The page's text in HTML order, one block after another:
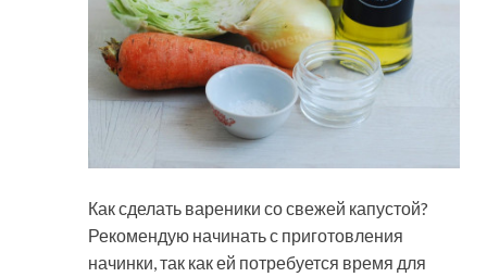
Как сделать вареники со свежей капустой?
Рекомендую начинать с приготовления
начинки, так как ей потребуется время для